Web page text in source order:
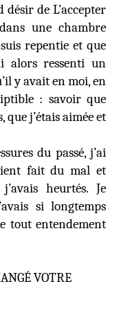
de L’accepter
une chambre
repentie et que
alors ressenti un
y avait en moi, en
: savoir que
que j’étais aimée et
du passé, j’ai
fait du mal et
heurtés. Je
si longtemps
tout entendement
VOTRE